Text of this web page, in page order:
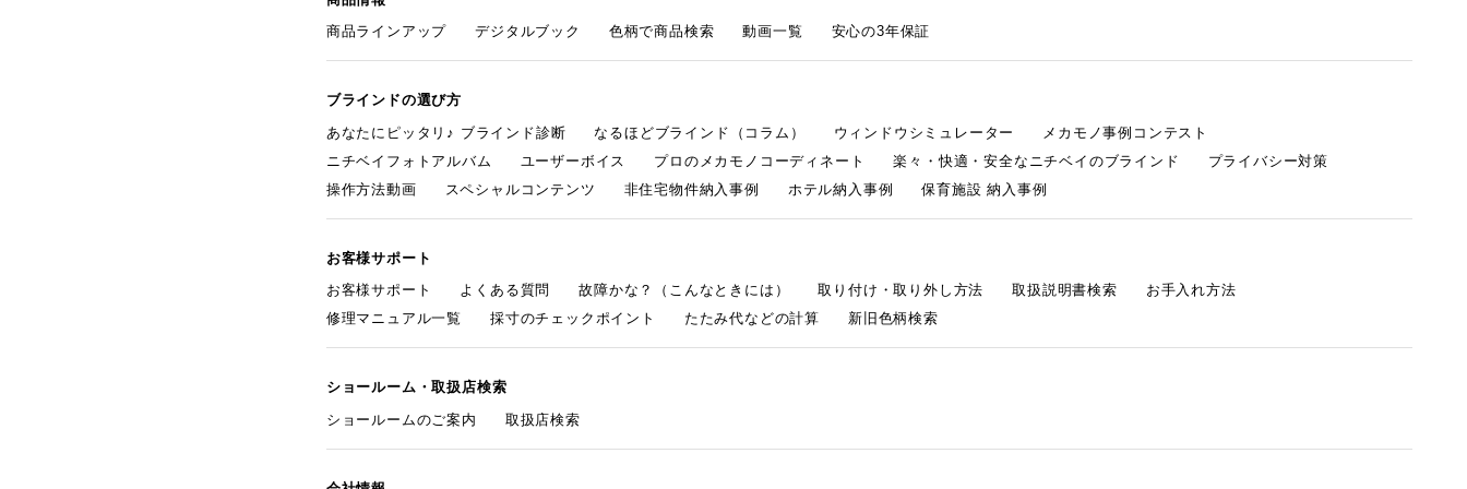
商品ラインアップ
デジタルブック 色柄で商品検索 動画一覧 安心の3年保証
ブラインドの選び方
あなたにピッタリ♪ ブラインド診断
なるほどブラインド（コラム） ウィンドウシミュレーター
メカモノ事例コンテスト
ニチベイフォトアルバム
ユーザーボイス プロのメカモノコーディネート 楽々・快適・安全なニチベイのブラインド
プライバシー対策
操作方法動画
スペシャルコンテンツ 非住宅物件納入事例 ホテル納入事例 保育施設 納入事例
お客様サポート
お客様サポート
よくある質問 故障かな？（こんなときには） 取り付け・取り外し方法 取扱説明書検索
お手入れ方法
修理マニュアル一覧
採寸のチェックポイント たたみ代などの計算 新旧色柄検索
ショールーム・取扱店検索
ショールームのご案内
取扱店検索